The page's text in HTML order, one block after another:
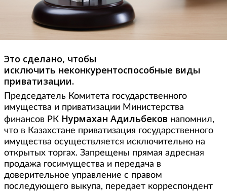
Это сделано, чтобы
исключить неконкурентоспособные виды
приватизации.
Председатель Комитета государственного
имущества и приватизации Министерства
финансов РК Нурмахан Адильбеков напомнил,
что в Казахстане приватизация государственного
имущества осуществляется исключительно на
открытых торгах. Запрещены прямая адресная
продажа госимущества и передача в
доверительное управление с правом
последующего выкупа, передает корреспондент